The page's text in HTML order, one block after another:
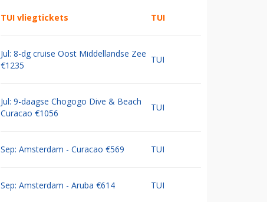
TUI vliegtickets TUI
Jul: 8-dg cruise Oost Middellandse Zee
€1235
TUI
Jul: 9-daagse Chogogo Dive & Beach
Curacao €1056
TUI
Sep: Amsterdam - Curacao €569 TUI
Sep: Amsterdam - Aruba €614 TUI